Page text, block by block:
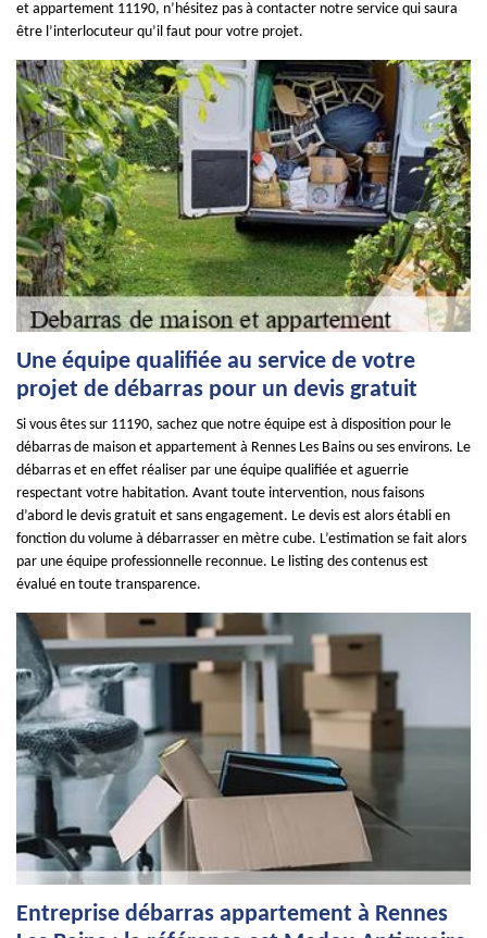
et appartement 11190, n’hésitez pas à contacter notre service qui saura
être l’interlocuteur qu’il faut pour votre projet.
Une équipe qualifiée au service de votre
projet de débarras pour un devis gratuit
Si vous êtes sur 11190, sachez que notre équipe est à disposition pour le
débarras de maison et appartement à Rennes Les Bains ou ses environs. Le
débarras et en effet réaliser par une équipe qualifiée et aguerrie
respectant votre habitation. Avant toute intervention, nous faisons
d’abord le devis gratuit et sans engagement. Le devis est alors établi en
fonction du volume à débarrasser en mètre cube. L’estimation se fait alors
par une équipe professionnelle reconnue. Le listing des contenus est
évalué en toute transparence.
Entreprise débarras appartement à Rennes